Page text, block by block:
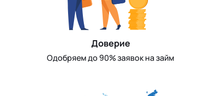
Доверие
Одобряем до 90% заявок на займ